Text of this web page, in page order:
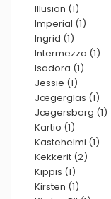
Illusion (1)
Imperial (1)
Ingrid (1)
Intermezzo (1)
Isadora (1)
Jessie (1)
Jægerglas (1)
Jægersborg (1)
Kartio (1)
Kastehelmi (1)
Kekkerit (2)
Kippis (1)
Kirsten (1)